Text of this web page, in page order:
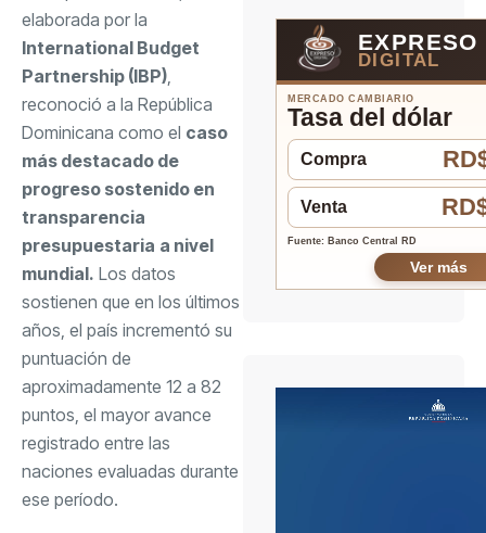
elaborada por la
International Budget
Partnership (IBP)
reconoció a la República
Dominicana como el caso
más destacado de
progreso sostenido en
transparencia
presupuestaria a nivel
mundial. Los datos
sostienen que en los últimos
años, el país incrementó su
puntuación de
aproximadamente 12 a 82
puntos, el mayor avance
registrado entre las
naciones evaluadas durante
ese período.
EXPRESO
DIGITAL
MERCADO CAMBIARIO
Tasa del dólar
Compra
Venta
Fuente: Banco Central RD
Ver más